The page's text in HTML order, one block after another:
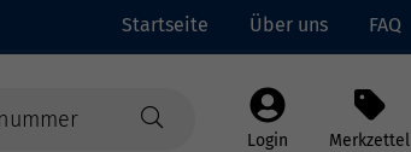
Startseite Über uns FAQ
Login Merkzettel